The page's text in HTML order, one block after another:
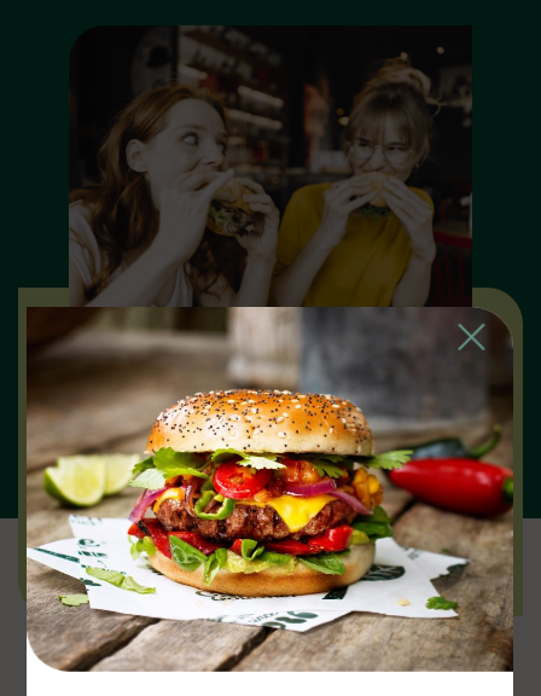
אנחנו כאן כדי להציע לכם מגוון רחב של פתרונות
צמחוניים וטבעוניים טעימים, מזינים וטובים יותר
לסביבה!
אנחנו מאמינים שככל שאנשים יבחרו יותר בקולינריה
צמחונית, העולם יהפוך למקום טוב יותר.
Close